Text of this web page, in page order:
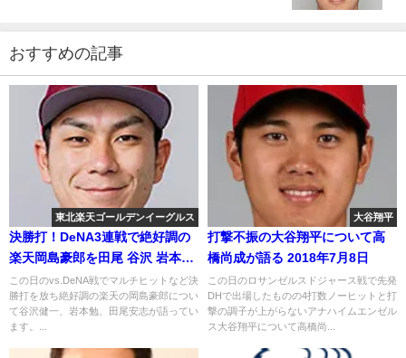
おすすめの記事
東北楽天ゴールデンイーグルス
決勝打！DeNA3連戦で絶好調の
楽天岡島豪郎を田尾 谷沢 岩本が
語る
この日のvs.DeNA戦でマルチヒットなど決
勝打を放ち絶好調の楽天の岡島豪郎につい
て谷沢健一、岩本勉、田尾安志が語ってい
ます。...
大谷翔平
打撃不振の大谷翔平について高
橋尚成が語る 2018年7月8日
この日のロサンゼルスドジャース戦で先発
DHで出場したものの4打数ノーヒットと打
撃の調子が上がらないアナハイムエンゼル
ス大谷翔平について高橋尚...